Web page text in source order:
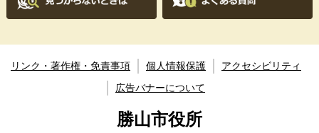
リンク・著作権・免責事項 個人情報保護
アクセシビリティ
広告バナーについて
勝山市役所